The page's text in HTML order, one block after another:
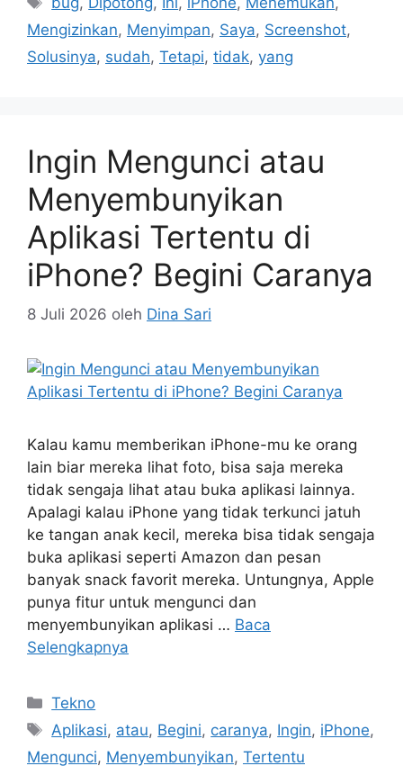
Mengizinkan, Menyimpan, Saya, Screenshot,
Solusinya, sudah, Tetapi, tidak, yang
Ingin Mengunci atau
Menyembunyikan
Aplikasi Tertentu di
iPhone? Begini Caranya
8 Juli 2026 oleh Dina Sari
Kalau kamu memberikan iPhone-mu ke orang
lain biar mereka lihat foto, bisa saja mereka
tidak sengaja lihat atau buka aplikasi lainnya.
Apalagi kalau iPhone yang tidak terkunci jatuh
ke tangan anak kecil, mereka bisa tidak sengaja
buka aplikasi seperti Amazon dan pesan
banyak snack favorit mereka. Untungnya, Apple
punya fitur untuk mengunci dan
menyembunyikan aplikasi … Baca
Selengkapnya
Kategori
Tekno
Tag
Aplikasi, atau, Begini, caranya, Ingin, iPhone,
Mengunci, Menyembunyikan, Tertentu